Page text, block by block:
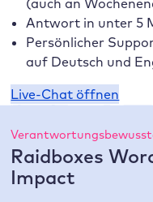
(auch an
Antwort in unter 5
Persönlicher
auf Deutsch und
Live-Chat öffnen
Raidboxes
Impact